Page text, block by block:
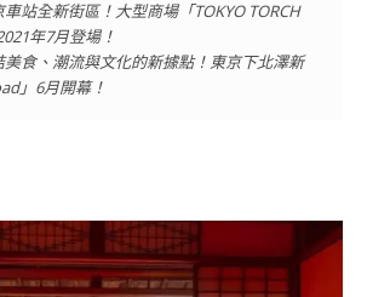
車站全新街區！大型商場「TOKYO TORCH
年7月登場！
美食、潮流與文化的新據點！東京下北澤新
」6月開幕！